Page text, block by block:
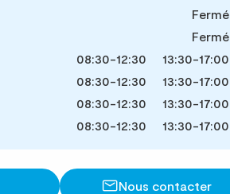
Fermé
Fermé
08:30-12:30
13:30-17:00
08:30-12:30
13:30-17:00
08:30-12:30
13:30-17:00
08:30-12:30 13:30-17:00
Nous contacter